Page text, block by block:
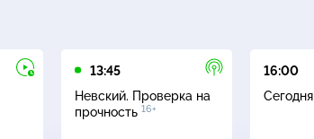
13:45
Невский. Проверка на
прочность 16+
16:00
Сегодня